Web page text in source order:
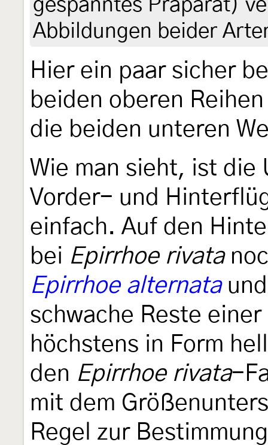
gespanntes Präparat)
Abbildungen beider
Hier ein paar sicher
beiden oberen
die beiden unteren
Wie man sieht, ist die
Vorder- und
einfach. Auf den
bei Epirrhoe rivata
Epirrhoe alternataund
schwache Reste
höchstens in Form
den Epirrhoe rivata-
mit dem
Regel zur